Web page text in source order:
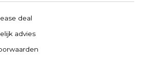
deal
advies